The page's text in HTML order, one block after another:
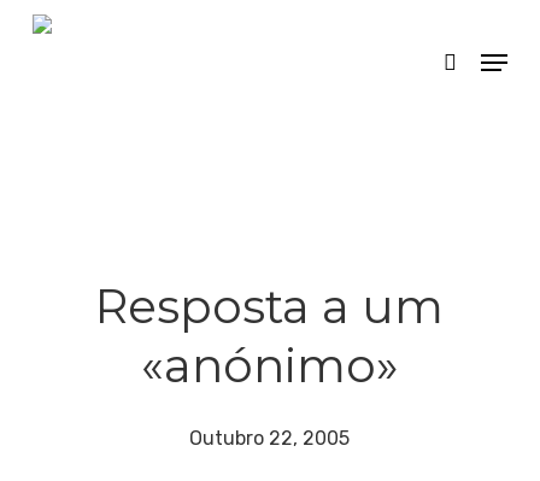
Skip
search
Menu
Resposta a um
«anónimo»
Outubro 22, 2005